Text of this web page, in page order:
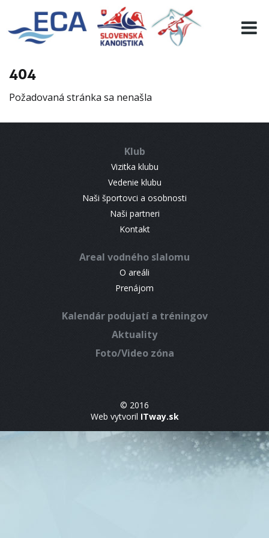
404
Požadovaná stránka sa nenašla
Klub
Vizitka klubu
Vedenie klubu
Naši športovci a osobnosti
Naši partneri
Kontakt
Areal vodného slalomu
O areáli
Prenájom
Kalendár podujatí a tréningov
Aktuality
Foto/Video zóna
© 2016
Web vytvoril ITway.sk
EURO 19
INFO
RESULTS
CONTACT